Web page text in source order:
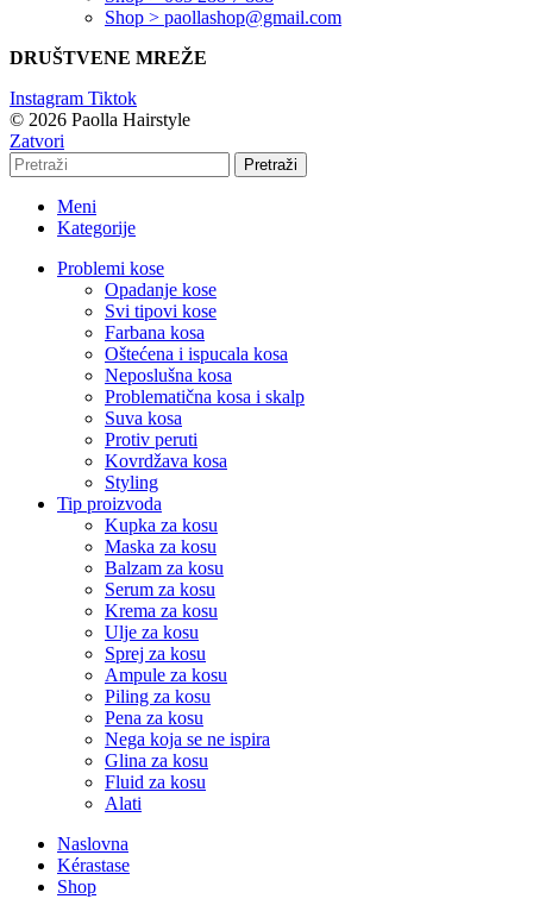
Shop > paollashop@gmail.com
DRUŠTVENE MREŽE
Instagram Tiktok
© 2026 Paolla Hairstyle
Zatvori
Pretraži
Meni
Kategorije
Problemi kose
Opadanje kose
Svi tipovi kose
Farbana kosa
Oštećena i ispucala kosa
Neposlušna kosa
Problematična kosa i skalp
Suva kosa
Protiv peruti
Kovrdžava kosa
Styling
Tip proizvoda
Kupka za kosu
Maska za kosu
Balzam za kosu
Serum za kosu
Krema za kosu
Ulje za kosu
Sprej za kosu
Ampule za kosu
Piling za kosu
Pena za kosu
Nega koja se ne ispira
Glina za kosu
Fluid za kosu
Alati
Naslovna
Kérastase
Shop